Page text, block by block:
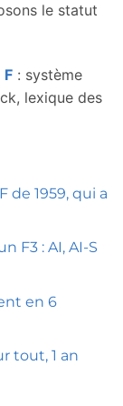
le statut
F : système
lexique des
de 1959, qui a
F3 : AI, AI-S
en 6
tout, 1 an